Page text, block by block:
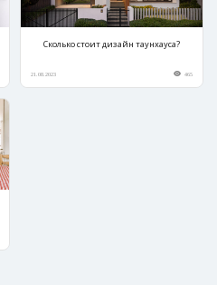
Сколько стоит дизайн таунхауса?
21.08.2023 465